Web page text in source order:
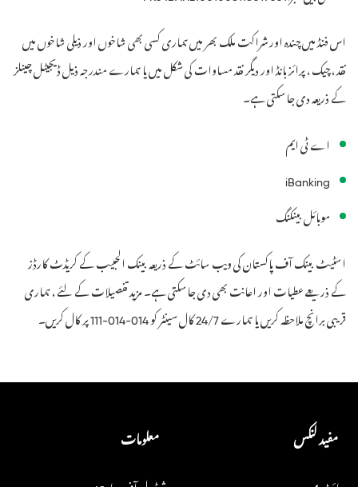
اس فنڈ میں چندہ اور شراکت ملک بھر میں ہماری کسی بھی شاخوں اور ذیلی شاخوں میں
نقد ، چیک ، پرائز بانڈ اور دیگر نقد مساوات کی شکل میں یا ہمارے مندرجہ ذیل ڈیجیٹل چینلز
کے ذریعہ دی جاسکتی ہے۔
اے ٹی ایم
iBanking
موبائل بینکنگ
اسٹیٹ بینک آف پاکستان کی ویب سائٹ کے ذریعہ بینک الحبیب کے کریڈٹ کارڈز
کے ذریعے عطیات اور اعانت بھی دی جاسکتی ہے۔ مزید تفصیلات کے لئے ، ہماری
قریبی برانچ ملاحظہ کریں یا ہمارے 24/7کال سینٹر کو111-014-014پر کال کریں۔
مفید لنکس معلومات